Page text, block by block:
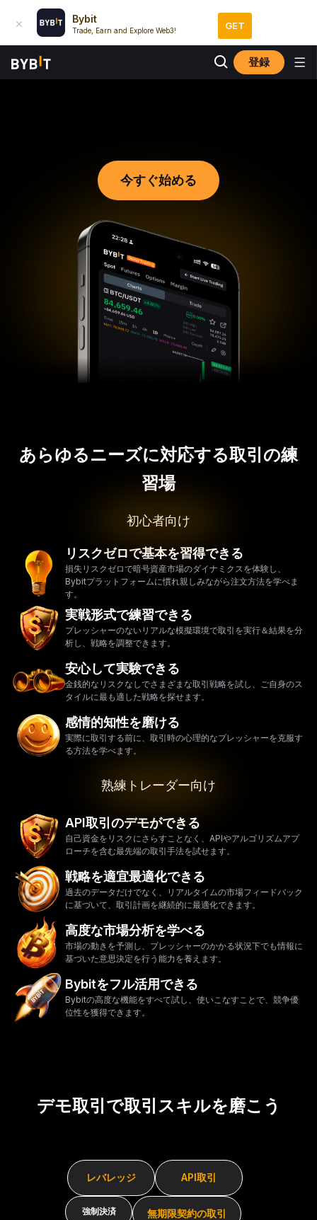
Bybit
Trade, Earn and Explore Web3! GET
登録
今すぐ始める
あらゆるニーズに対応する取引の練
習場
初心者向け
リスクゼロで基本を習得できる
損失リスクゼロで暗号資産市場のダイナミクスを体験し、
Bybitプラットフォームに慣れ親しみながら注文方法を学べま
す。
実戦形式で練習できる
プレッシャーのないリアルな模擬環境で取引を実行＆結果を分
析し、戦略を調整できます。
安心して実験できる
金銭的なリスクなしでさまざまな取引戦略を試し、ご自身のス
タイルに最も適した戦略を探せます。
感情的知性を磨ける
実際に取引する前に、取引時の心理的なプレッシャーを克服す
る方法を学べます。
熟練トレーダー向け
API取引のデモができる
自己資金をリスクにさらすことなく、APIやアルゴリズムアプ
ローチを含む最先端の取引手法を試せます。
戦略を適宜最適化できる
過去のデータだけでなく、リアルタイムの市場フィードバック
に基づいて、取引計画を継続的に最適化できます。
高度な市場分析を学べる
市場の動きを予測し、プレッシャーのかかる状況下でも情報に
基づいた意思決定を行う能力を養えます。
Bybitをフル活用できる
Bybitの高度な機能をすべて試し、使いこなすことで、競争優
位性を獲得できます。
デモ取引で取引スキルを磨こう
レバレッジ API取引
強制決済 無期限契約の取引